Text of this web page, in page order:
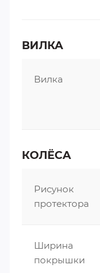
ВИЛКА
Вилка
КОЛЁСА
Рисунок
протектора
Ширина
покрышки